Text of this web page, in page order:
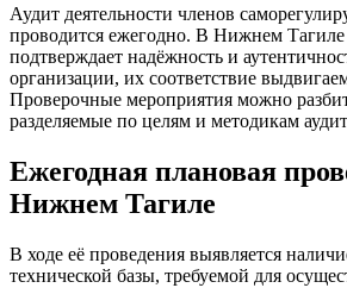
Аудит деятельности членов
проводится ежегодно. В Нижнем
подтверждает надёжность и
организации, их соответствие
Проверочные мероприятия можно
разделяемые по целям и методикам
Ежегодная плановая
Нижнем Тагиле
В ходе её проведения выявляется
технической базы, требуемой для